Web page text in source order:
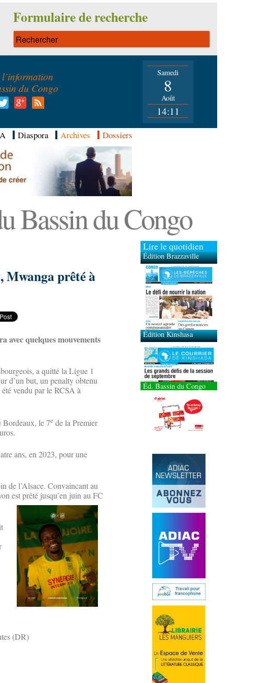
Formulaire de recherche
l’information
du Congo
Samedi
8
Août
14:11
Diaspora Archives Dossiers
Bassin du Congo
Mwanga prêté à
avec quelques mouvements
a quitté la Ligue 1
d’un but, un penalty obtenu
vendu par le RCSA à
Bordeaux, le 7e de la Premier
ans, en 2023, pour une
de l’Alsace. Convaincant au
est prêté jusqu’en juin au FC
(DR)
Lire le quotidien
Édition Brazzaville
Édition Kinshasa
Éd. Bassin du Congo